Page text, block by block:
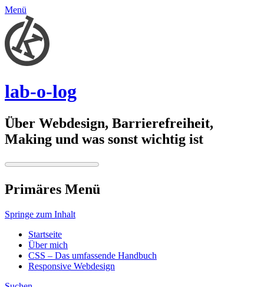
Menü
lab-o-log
Über Webdesign, Barrierefreiheit,
Making und was sonst wichtig ist
Primäres Menü
Springe zum Inhalt
Startseite
Über mich
CSS – Das umfassende Handbuch
Responsive Webdesign